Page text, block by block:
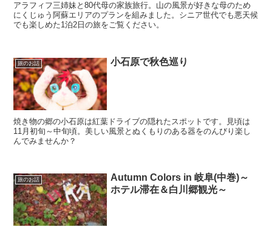
アラフィフ三姉妹と80代母の家族旅行。山の風景が好きな母のため
にくじゅう阿蘇エリアのプランを組みました。シニア世代でも悪天候
でも楽しめた1泊2日の旅をご覧ください。
旅のお話 小石原で秋色巡り
焼き物の郷の小石原は紅葉ドライブの隠れたスポットです。見頃は
11月初旬～中旬頃。美しい風景とぬくもりのある器をのんびり楽し
んでみませんか？
旅のお話
Autumn Colors in 岐阜(中巻)～
ホテル滞在＆白川郷観光～